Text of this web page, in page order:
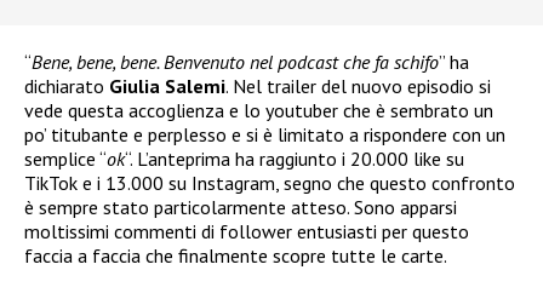
“Bene, bene, bene. Benvenuto nel podcast che fa schifo” ha
dichiarato Giulia Salemi. Nel trailer del nuovo episodio si
vede questa accoglienza e lo youtuber che è sembrato un
po’ titubante e perplesso e si è limitato a rispondere con un
semplice “ok“. L’anteprima ha raggiunto i 20.000 like su
TikTok e i 13.000 su Instagram, segno che questo confronto
è sempre stato particolarmente atteso. Sono apparsi
moltissimi commenti di follower entusiasti per questo
faccia a faccia che finalmente scopre tutte le carte.